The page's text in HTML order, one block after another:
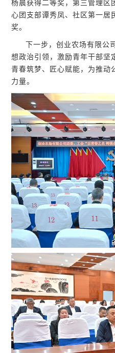
杨晨获得二等奖，第三管理区
心团支部谭秀凤、社区第一居
奖。
下一步，创业农场有限公
想政治引领，激励青年干部坚
青春筑梦、匠心赋能，为推动
力量。